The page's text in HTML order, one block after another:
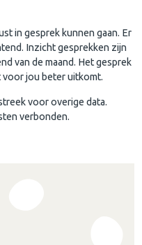
in gesprek kunnen gaan. Er
Inzicht gesprekken zijn
van de maand. Het gesprek
voor jou beter uitkomt.
voor overige data.
verbonden.